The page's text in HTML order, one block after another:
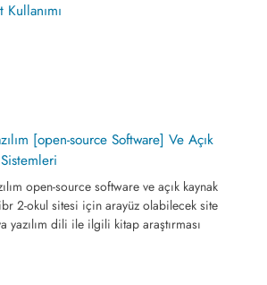
[open-source Software] Ve Açık
open-source software ve açık kaynak
2-okul sitesi için arayüz olabilecek site
yazılım dili ile ilgili kitap araştırması